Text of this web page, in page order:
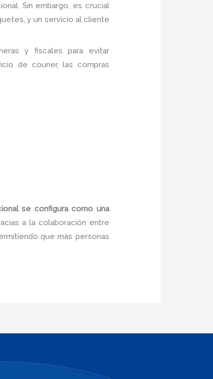
Sin embargo, es crucial
y un servicio al cliente
y fiscales para evitar
de courier, las compras
se configura como una
a la colaboración entre
que más personas